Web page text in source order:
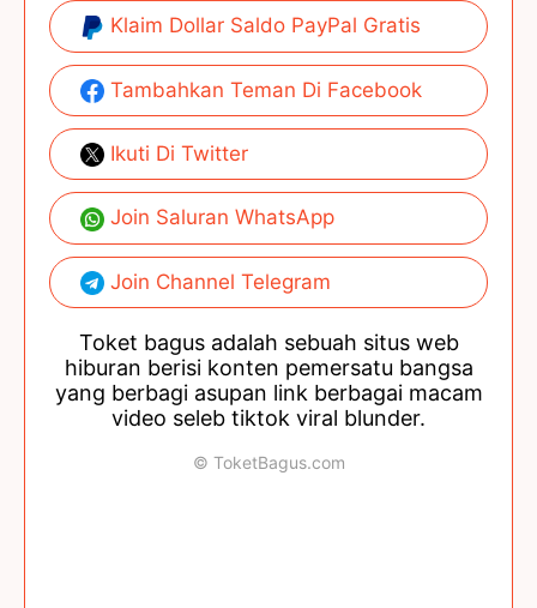
Klaim Dollar Saldo PayPal Gratis
Tambahkan Teman Di Facebook
Ikuti Di Twitter
Join Saluran WhatsApp
Join Channel Telegram
Toket bagus adalah sebuah situs web
hiburan berisi konten pemersatu bangsa
yang berbagi asupan link berbagai macam
video seleb tiktok viral blunder.
© ToketBagus.com